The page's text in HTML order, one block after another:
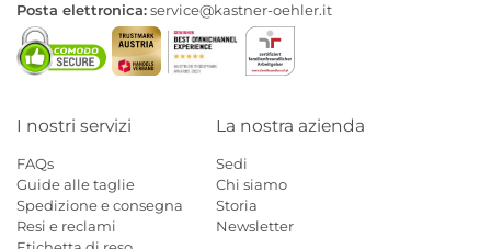
Posta elettronica:service@kastner-oehler.it
I nostri servizi
FAQs
Guide alle taglie
Spedizione e consegna
Resi e reclami
La nostra azienda
Sedi
Chi siamo
Storia
Newsletter